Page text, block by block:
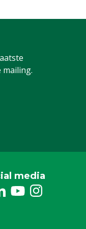
mailing.
media